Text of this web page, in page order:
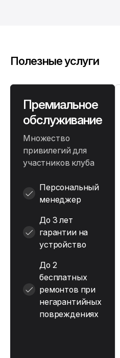
Полезные услуги
Премиальное
обслуживание
Множество
привилегий для
участников клуба
Персональный
менеджер
До 3 лет
гарантии на
устройство
До 2
бесплатных
ремонтов при
негарантийных
повреждениях